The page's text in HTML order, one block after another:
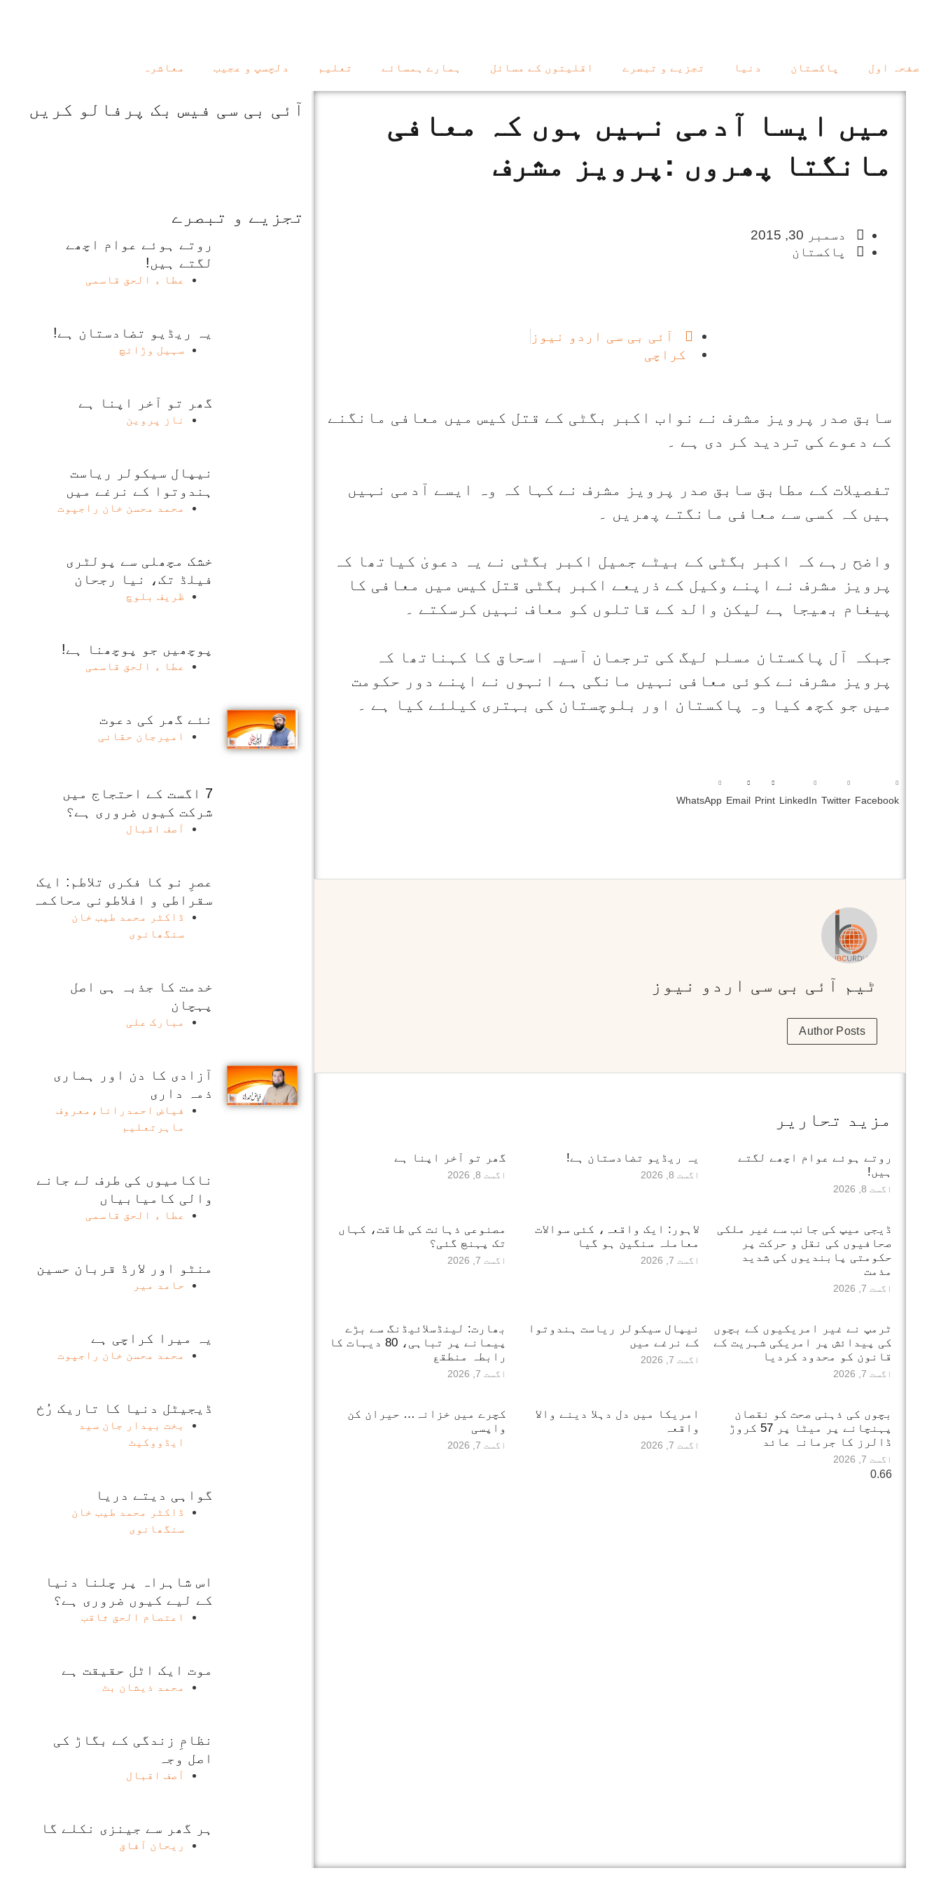
صفحہ اول پاکستان دنیا تجزیے و تبصرے اقلیتوں کے مسائل ہمارے ہمسائے تعلیم دلچسپ و عجیب معاشرہ
میں ایسا آدمی نہیں ہوں کہ معافی
مانگتا پھروں :پرویز مشرف
دسمبر 30, 2015
پاکستان
آئی بی سی اردو نیوز
کراچی
سابق صدر پرویز مشرف نے نواب اکبر بگٹی کے قتل کیس میں معافی مانگنے
کے دعوے کی تردید کر دی ہے ۔
تفصیلات کے مطابق سابق صدر پرویز مشرف نے کہا کہ وہ ایسے آدمی نہیں
ہیں کہ کسی سے معافی مانگتے پھریں ۔
واضح رہے کہ اکبر بگٹی کے بیٹے جمیل اکبر بگٹی نے یہ دعویٰ کیاتھا کہ
پرویز مشرف نے اپنے وکیل کے ذریعے اکبر بگٹی قتل کیس میں معافی کا
پیغام بھیجا ہے لیکن والد کے قاتلوں کو معاف نہیں کرسکتے ۔
جبکہ آل پاکستان مسلم لیگ کی ترجمان آسیہ اسحاق کا کہناتھا کہ
پرویز مشرف نے کوئی معافی نہیں مانگی ہے انہوں نے اپنے دور حکومت
میں جو کچھ کیا وہ پاکستان اور بلوچستان کی بہتری کیلئے کیا ہے ۔
Facebook
Twitter
LinkedIn
Print
Email
WhatsApp
ٹیم آئی بی سی اردو نیوز
Author Posts
مزید تحاریر
روتے ہوئے عوام اچھے لگتے
ہیں!
اگست 8, 2026
یہ ریڈیو تضادستان ہے!
اگست 8, 2026
گھر تو آخر اپنا ہے
اگست 8, 2026
ڈیجی میپ کی جانب سے غیر ملکی
صحافیوں کی نقل و حرکت پر
حکومتی پابندیوں کی شدید
مذمت
اگست 7, 2026
لاہور: ایک واقعہ، کئی سوالات
معاملہ سنگین ہو گیا
اگست 7, 2026
مصنوعی ذہانت کی طاقت، کہاں
تک پہنچ گئی؟
اگست 7, 2026
ٹرمپ نے غیر امریکیوں کے بچوں
کی پیدائش پر امریکی شہریت کے
قانون کو محدود کردیا
اگست 7, 2026
نیپال سیکولر ریاست ہندوتوا
کے نرغے میں
اگست 7, 2026
بھارت: لینڈسلائیڈنگ سے بڑے
پیمانے پر تباہی، 80 دیہات کا
رابطہ منطقع
اگست 7, 2026
بچوں کی ذہنی صحت کو نقصان
پہنچانے پر میٹا پر 57 کروڑ
ڈالرز کا جرمانہ عائد
اگست 7, 2026
امریکا میں دل دہلا دینے والا
واقعہ
اگست 7, 2026
کچرے میں خزانہ… حیران کن
واپسی
اگست 7, 2026
آئی بی سی فیس بک پرفالو کریں
تجزیے و تبصرے
روتے ہوئے عوام اچھے
لگتے ہیں!
عطا ء الحق قاسمی
یہ ریڈیو تضادستان ہے!
سہیل وڑائچ
گھر تو آخر اپنا ہے
ناز پروین
نیپال سیکولر ریاست
ہندوتوا کے نرغے میں
محمد محسن خان راجپوت
خشک مچھلی سے پولٹری
فیلڈ تک، نیا رجحان
ظریف بلوچ
پوچھیں جو پوچھنا ہے!
عطا ء الحق قاسمی
نئے گھر کی دعوت
امیرجان حقانی
7 اگست کے احتجاج میں
شرکت کیوں ضروری ہے؟
آصف اقبال
عصرِ نو کا فکری تلاطم: ایک
سقراطی و افلاطونی محاکمہ
ڈاکٹر محمد طیب خان
سنگھانوی
خدمت کا جذبہ ہی اصل
پہچان
مبارک علی
آزادی کا دن اور ہماری
ذمہ داری
فیاض احمدرانا،معروف
ماہرتعلیم
ناکامیوں کی طرف لے جانے
والی کامیابیاں
عطا ء الحق قاسمی
منٹو اور لارڈ قربان حسین
حامد میر
یہ میرا کراچی ہے
محمد محسن خان راجپوت
ڈیجیٹل دنیا کا تاریک رُخ
بخت بیدار جان سید
ایڈووکیٹ
گواہی دیتے دریا
ڈاکٹر محمد طیب خان
سنگھانوی
اس شاہراہ پر چلنا دنیا
کے لیے کیوں ضروری ہے؟
اعتصام الحق ثاقب
موت ایک اٹل حقیقت ہے
محمد ذیشان بٹ
نظامِ زندگی کے بگاڑ کی
اصل وجہ
آصف اقبال
ہر گھر سے جینزی نکلے گا
ریحان آفاق